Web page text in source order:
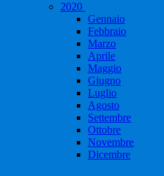
2020
Gennaio
Febbraio
Marzo
Aprile
Maggio
Giugno
Luglio
Agosto
Settembre
Ottobre
Novembre
Dicembre